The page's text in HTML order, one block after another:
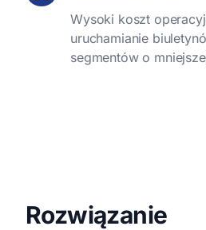
Wysoki koszt
uruchamianie
segmentów o
Rozwiązanie